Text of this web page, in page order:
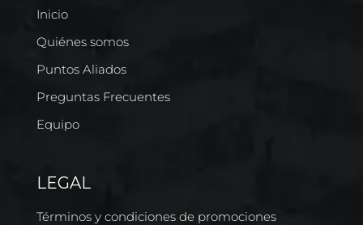
Inicio
Quiénes somos
Puntos Aliados
Preguntas Frecuentes
Equipo
LEGAL
Términos y condiciones de promociones